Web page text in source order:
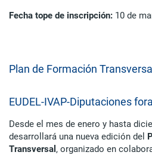
Fecha tope de inscripción: 10 de
Plan de Formación
EUDEL-IVAP-Diputaciones
Desde el mes de enero y hasta
desarrollará una nueva edición del
Transversal , organizado en